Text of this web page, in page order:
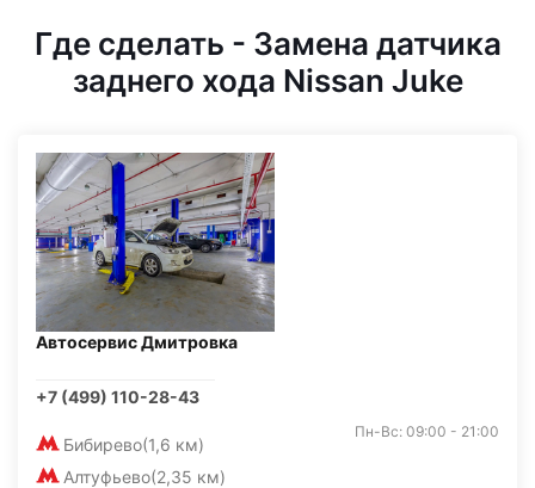
Где сделать - Замена датчика
заднего хода Nissan Juke
Автосервис Дмитровка
+7 (499) 110-28-43
Бибирево(1,6 км)
Алтуфьево(2,35 км)
Пн-Вс: 09:00 - 21:00